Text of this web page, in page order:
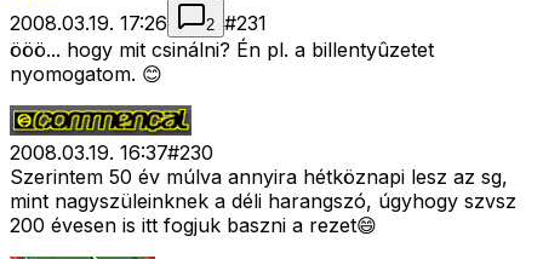
2008.03.19. 17:26
2 #231
ööö... hogy mit csinálni? Én pl. a billentyûzetet
nyomogatom. 😊
2008.03.19. 16:37#230
Szerintem 50 év múlva annyira hétköznapi lesz az sg,
mint nagyszüleinknek a déli harangszó, úgyhogy szvsz
200 évesen is itt fogjuk baszni a rezet😄